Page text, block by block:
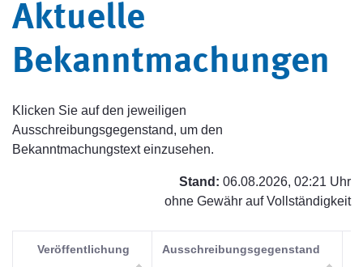
Aktuelle
Bekanntmachungen
Klicken Sie auf den jeweiligen
Ausschreibungsgegenstand, um den
Bekanntmachungstext einzusehen.
Stand: 06.08.2026, 02:21 Uhr
ohne Gewähr auf Vollständigkeit
Veröffentlichung Ausschreibungsgegenstand